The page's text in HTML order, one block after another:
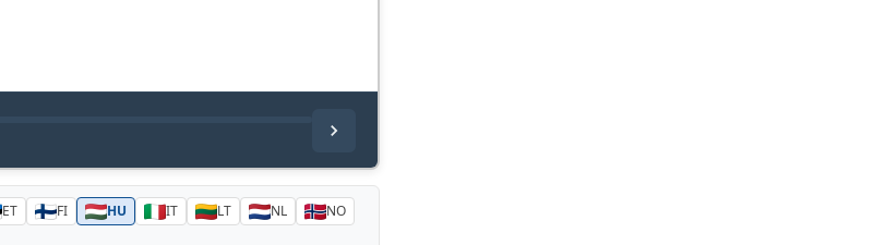
ET FI HU IT LT NL
NO